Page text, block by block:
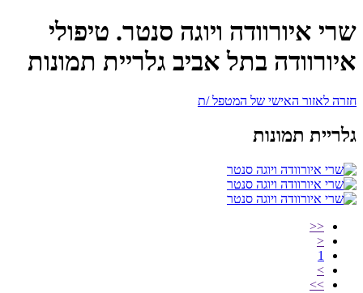
שרי איורוודה ויוגה סנטר. טיפולי
איורוודה בתל אביב גלריית תמונות
חזרה לאזור האישי של המטפל /ת
גלריית תמונות
<<
<
1
>
>>